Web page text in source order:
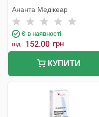
Ананта Медікеар
Є в наявності
від 152.00 грн
КУПИТИ